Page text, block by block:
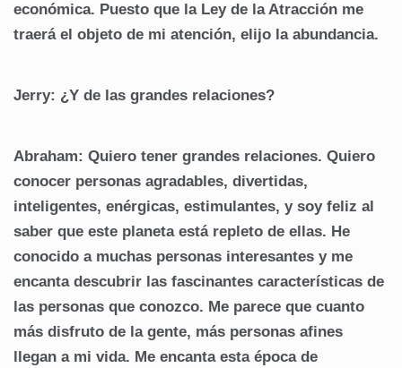
económica. Puesto que la Ley de la Atracción me
traerá el objeto de mi atención, elijo la abundancia.
Jerry: ¿Y de las grandes relaciones?
Abraham: Quiero tener grandes relaciones. Quiero
conocer personas agradables, divertidas,
inteligentes, enérgicas, estimulantes, y soy feliz al
saber que este planeta está repleto de ellas. He
conocido a muchas personas interesantes y me
encanta descubrir las fascinantes características de
las personas que conozco. Me parece que cuanto
más disfruto de la gente, más personas afines
llegan a mi vida. Me encanta esta época de